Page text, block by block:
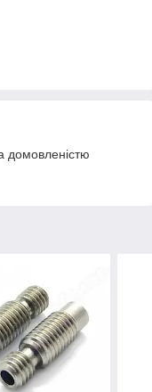
домовленістю